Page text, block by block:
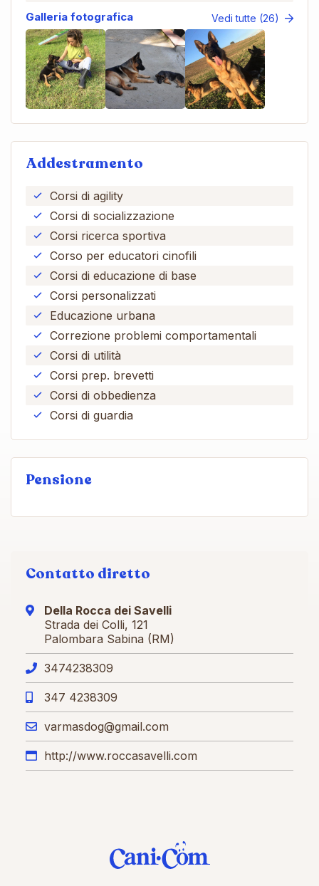
Galleria fotografica Vedi tutte (26)
Addestramento
Corsi di agility
Corsi di socializzazione
Corsi ricerca sportiva
Corso per educatori cinofili
Corsi di educazione di base
Corsi personalizzati
Educazione urbana
Correzione problemi comportamentali
Corsi di utilità
Corsi prep. brevetti
Corsi di obbedienza
Corsi di guardia
Pensione
Contatto diretto
Della Rocca dei Savelli
Strada dei Colli, 121
Palombara Sabina (RM)
3474238309
347 4238309
varmasdog@gmail.com
http://www.roccasavelli.com